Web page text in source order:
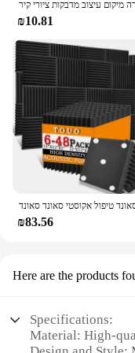
₪10.81
₪83.56
Here are the products
Specifications:
Material: High-